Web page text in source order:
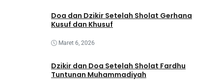
Doa dan Dzikir Setelah Sholat Gerhana
Kusuf dan Khusuf
Maret 6, 2026
Dzikir dan Doa Setelah Sholat Fardhu
Tuntunan Muhammadiyah